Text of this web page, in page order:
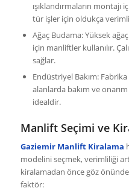
ışıklandırmaların montajı
tür işler için oldukça
Ağaç Budama: Yüksek
için manliftler kullanılır.
sağlar.
Endüstriyel Bakım:
alanlarda bakım ve
idealdir.
Manlift Seçimi ve
Gaziemir Manlift Kiralama
modelini seçmek, verimliliği
kiralamadan önce göz
faktör: